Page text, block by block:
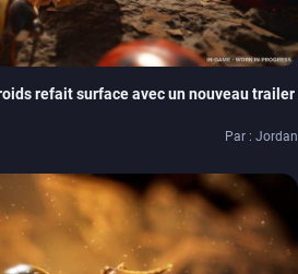
refait surface avec un nouveau trailer
Par : Jordan